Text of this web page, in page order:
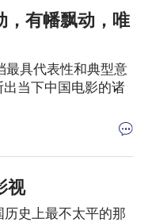
，有幡飘动，唯
最具代表性和典型意
当下中国电影的诸
视
史上最不太平的那